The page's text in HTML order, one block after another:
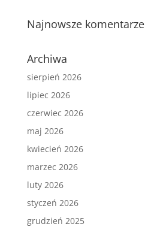
Najnowsze komentarze
Archiwa
sierpień 2026
lipiec 2026
czerwiec 2026
maj 2026
kwiecień 2026
marzec 2026
luty 2026
styczeń 2026
grudzień 2025